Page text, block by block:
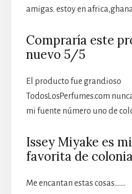
amigas. estoy en
Compraría este
nuevo 5/5
El producto fue grandioso
TodosLosPerfumes.com
mi fuente número uno de
Issey Miyake es
favorita de
Me encantan estas cosas…….